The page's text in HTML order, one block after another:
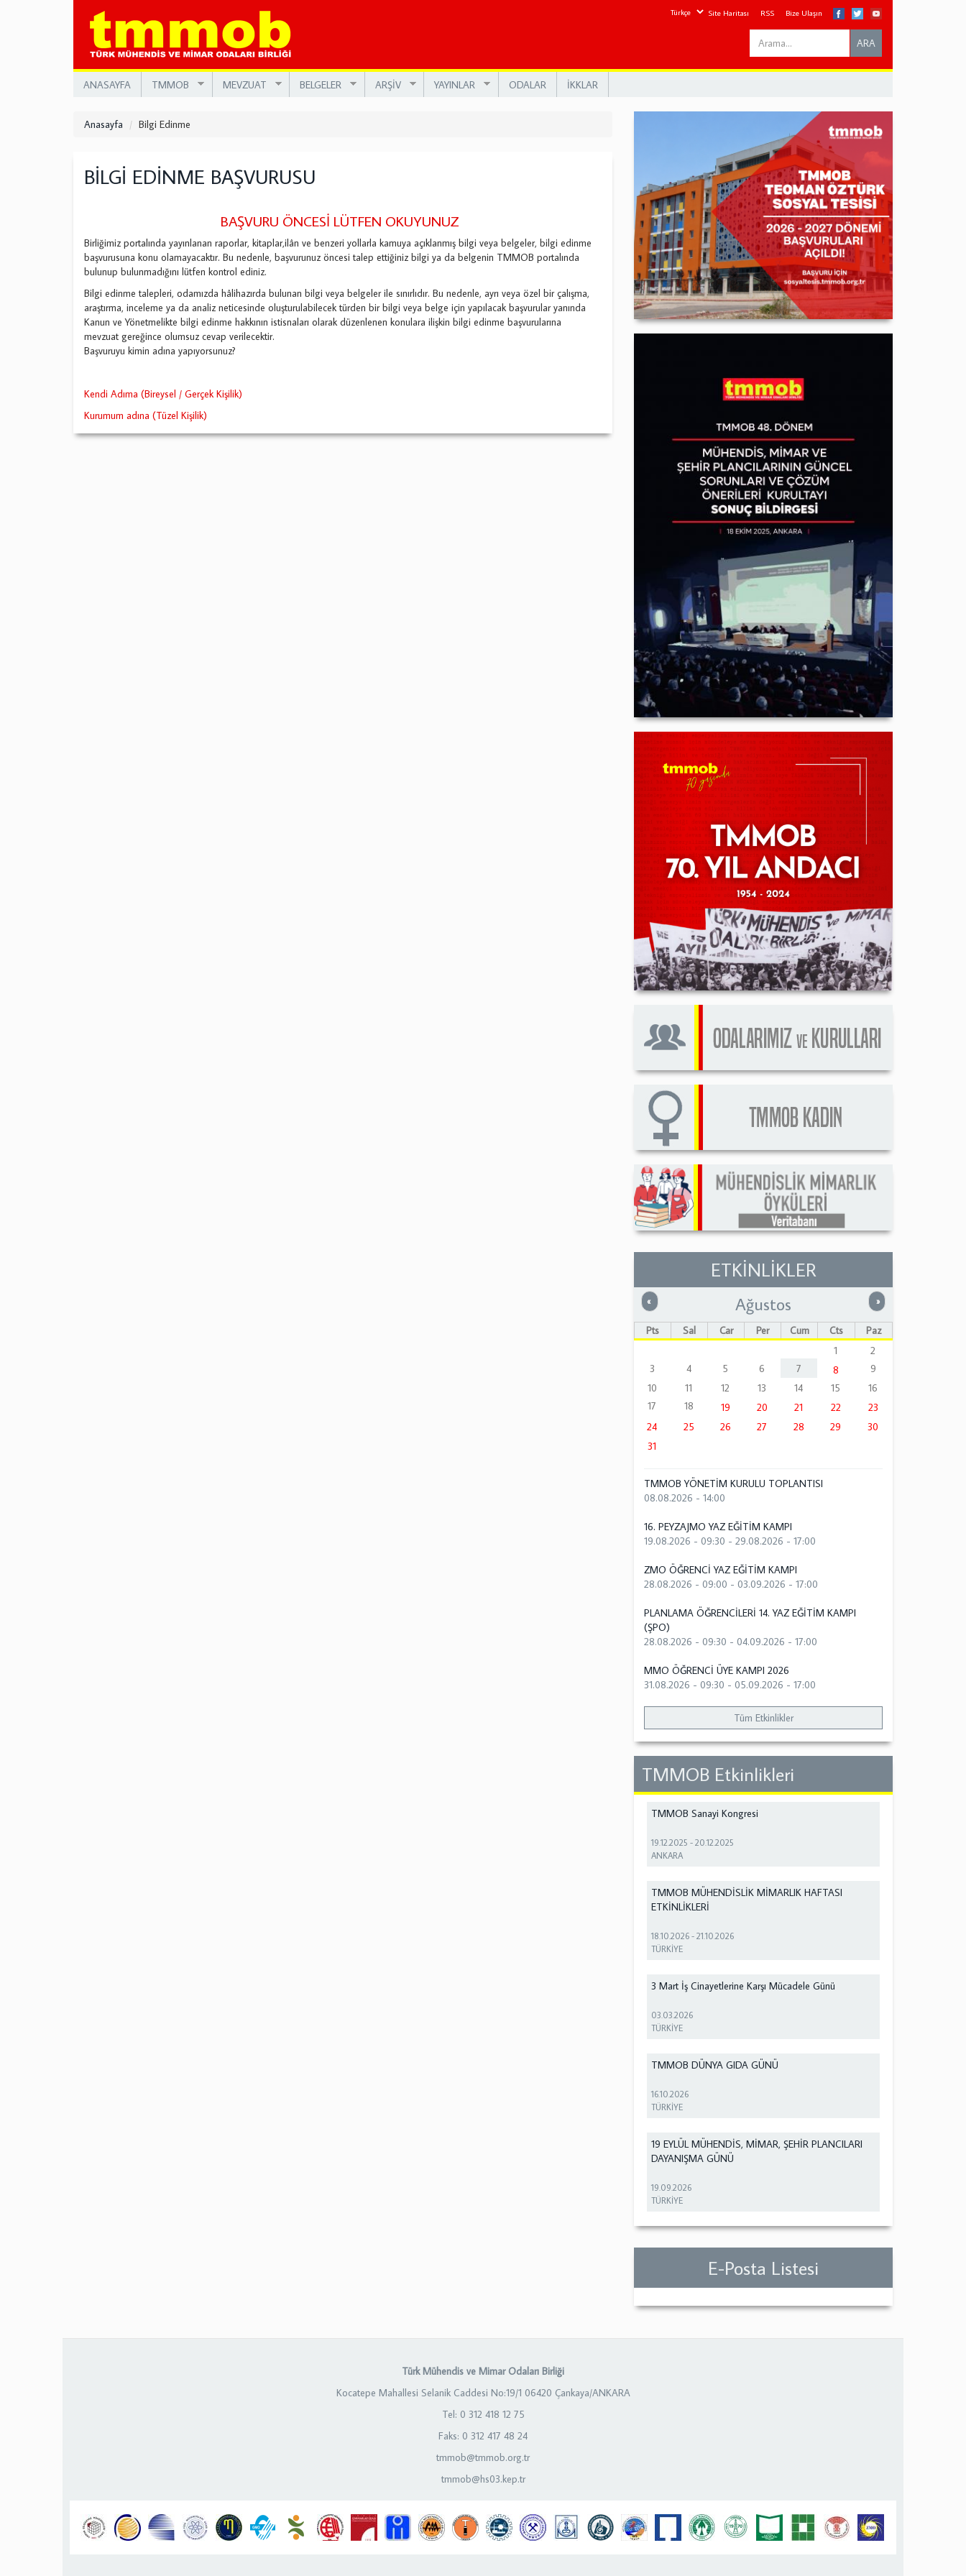
Site Haritası RSS Bize Ulaşın
Search
this
ARA
ANASAYFA TMMOB MEVZUAT BELGELER ARŞİV YAYINLAR ODALAR İKKLAR
Anasayfa Bilgi Edinme
BİLGİ EDİNME BAŞVURUSU
BAŞVURU ÖNCESİ LÜTFEN OKUYUNUZ
Birliğimiz portalında yayınlanan raporlar, kitaplar,ilân ve benzeri yollarla kamuya açıklanmış bilgi veya belgeler, bilgi edinme
başvurusuna konu olamayacaktır. Bu nedenle, başvurunuz öncesi talep ettiğiniz bilgi ya da belgenin TMMOB portalında
bulunup bulunmadığını lütfen kontrol ediniz.
Bilgi edinme talepleri, odamızda hâlihazırda bulunan bilgi veya belgeler ile sınırlıdır. Bu nedenle, ayrı veya özel bir çalışma,
araştırma, inceleme ya da analiz neticesinde oluşturulabilecek türden bir bilgi veya belge için yapılacak başvurular yanında
Kanun ve Yönetmelikte bilgi edinme hakkının istisnaları olarak düzenlenen konulara ilişkin bilgi edinme başvurularına
mevzuat gereğince olumsuz cevap verilecektir.
Başvuruyu kimin adına yapıyorsunuz?
Kendi Adıma (Bireysel / Gerçek Kişilik)
Kurumum adına (Tüzel Kişilik)
ETKİNLİKLER
« Önceki »Sonraki
Ağustos
Pts Sal Çar Per Cum Cts
Paz
1
2
3
4 5 6 7 8
9
10
11 12 13 14 15
16
17
18 19 20 21 22
23
24
25 26 27 28 29
30
31
TMMOB YÖNETİM KURULU TOPLANTISI
08.08.2026 - 14:00
16. PEYZAJMO YAZ EĞİTİM KAMPI
19.08.2026 - 09:30 -29.08.2026 - 17:00
ZMO ÖĞRENCİ YAZ EĞİTİM KAMPI
28.08.2026 - 09:00 -03.09.2026 - 17:00
PLANLAMA ÖĞRENCİLERİ 14. YAZ EĞİTİM KAMPI
(ŞPO)
28.08.2026 - 09:30 -04.09.2026 - 17:00
MMO ÖĞRENCİ ÜYE KAMPI 2026
31.08.2026 - 09:30 -05.09.2026 - 17:00
Tüm Etkinlikler
TMMOB Etkinlikleri
TMMOB Sanayi Kongresi
19.12.2025 -20.12.2025
ANKARA
TMMOB MÜHENDİSLİK MİMARLIK HAFTASI
ETKİNLİKLERİ
18.10.2026 -21.10.2026
TÜRKİYE
3 Mart İş Cinayetlerine Karşı Mücadele Günü
03.03.2026
TÜRKİYE
TMMOB DÜNYA GIDA GÜNÜ
16.10.2026
TÜRKİYE
19 EYLÜL MÜHENDİS, MİMAR, ŞEHİR PLANCILARI
DAYANIŞMA GÜNÜ
19.09.2026
TÜRKİYE
E-Posta Listesi
Türk Mühendis ve Mimar Odaları Birliği
Kocatepe Mahallesi Selanik Caddesi No:19/1 06420 Çankaya/ANKARA
Tel: 0 312 418 12 75
Faks: 0 312 417 48 24
tmmob@tmmob.org.tr
tmmob@hs03.kep.tr